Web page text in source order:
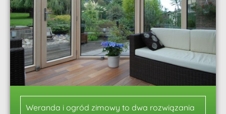
Weranda i ogród zimowy to dwa rozwiązania